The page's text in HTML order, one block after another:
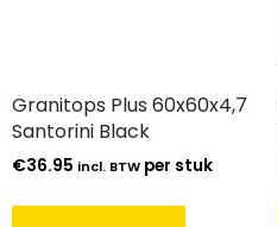
Granitops Plus 60x60x4,7
Santorini Black
€36.95 incl. BTW per stuk